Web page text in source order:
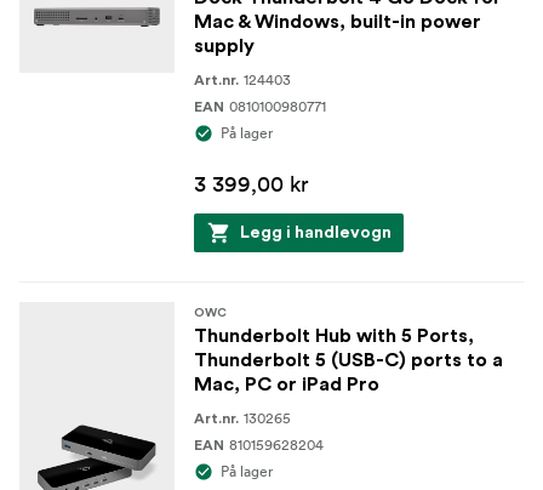
Mac & Windows, built-in power
supply
Art.nr. 124403
EAN 0810100980771
På lager
3 399,00 kr
Legg i handlevogn
OWC
Thunderbolt Hub with 5 Ports,
Thunderbolt 5 (USB-C) ports to a
Mac, PC or iPad Pro
Art.nr. 130265
EAN 810159628204
På lager